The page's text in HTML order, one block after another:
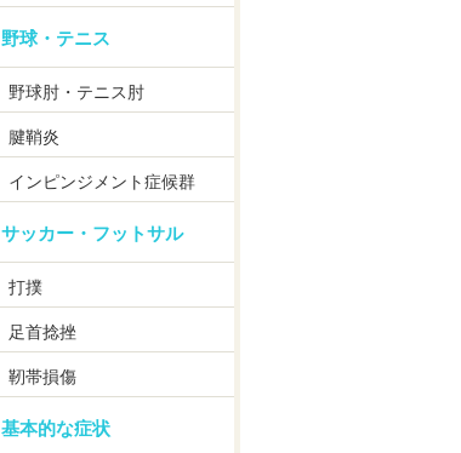
野球・テニス
野球肘・テニス肘
腱鞘炎
インピンジメント症候群
サッカー・フットサル
打撲
足首捻挫
靭帯損傷
基本的な症状